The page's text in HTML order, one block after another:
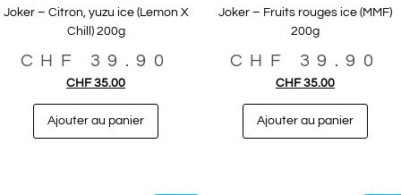
Joker – Citron, yuzu ice (Lemon X
Chill) 200g
CHF 39.90
CHF35.00
Ajouter au panier
Joker – Fruits rouges ice (MMF)
200g
CHF 39.90
CHF35.00
Ajouter au panier